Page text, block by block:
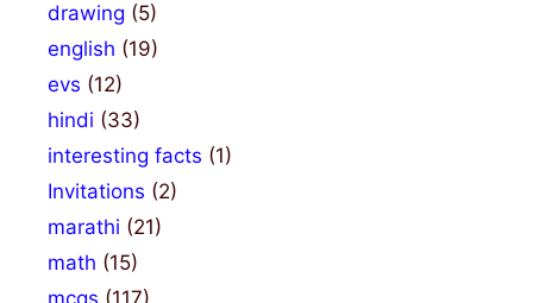
drawing (5)
english (19)
evs (12)
hindi (33)
interesting facts (1)
Invitations (2)
marathi (21)
math (15)